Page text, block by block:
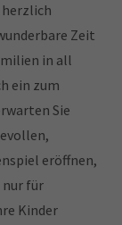
herzlich
Zeit
in all
ein zum
Sie
eröffnen,
nur für
Kinder